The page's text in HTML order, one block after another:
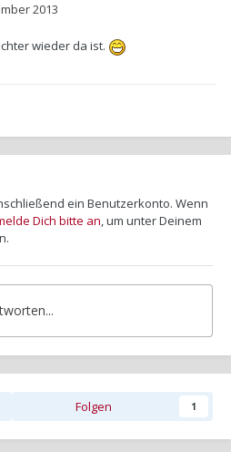
2013
wieder da ist.
ein Benutzerkonto. Wenn
Dich bitte an, um unter Deinem
Folgen 1